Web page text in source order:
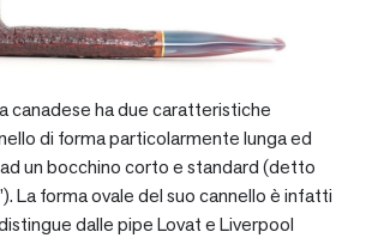
canadese ha due caratteristiche
di forma particolarmente lunga ed
un bocchino corto e standard (detto
La forma ovale del suo cannello è infatti
dalle pipe Lovat e Liverpool